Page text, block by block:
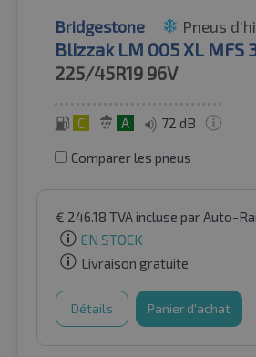
Bridgestone Pneus
Blizzak LM 005 XL MFS
225/45R19 96V
C A 72 dB
Comparer les pneus
€ 246.18 TVA incluse par Auto-
EN STOCK
Livraison gratuite
Détails Panier d'achat